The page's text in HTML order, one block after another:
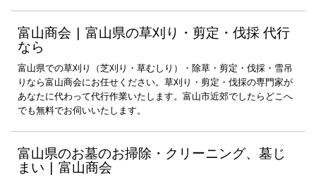
富山商会 | 富山県の草刈り・剪定・伐採 代行
なら
富山県での草刈り（芝刈り・草むしり）・除草・剪定・伐採・雪吊
りなら富山商会にお任せください。草刈り・剪定・伐採の専門家が
あなたに代わって代行作業いたします。富山市近郊でしたらどこへ
でも無料でお伺いいたします。
富山県のお墓のお掃除・クリーニング、墓じ
まい | 富山商会